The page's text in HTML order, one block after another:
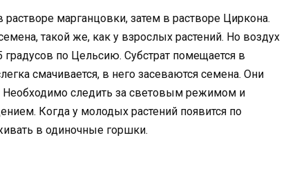
марганцовки, затем в растворе Циркона.
такой же, как у взрослых растений. Но воздух
по Цельсию. Субстрат помещается в
смачивается, в него засеваются семена. Они
следить за световым режимом и
Когда у молодых растений появится по
в одиночные горшки.